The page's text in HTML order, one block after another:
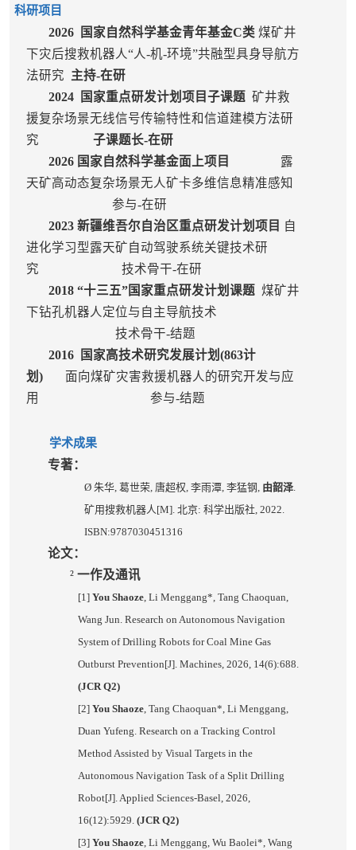
科研项目
2026 国家自然科学基金青年基金C类 煤矿井
下灾后搜救机器人“人-机-环境”共融型具身导航方
法研究 主持-在研
2024
国家重点研发计划项目子课题 矿井救
援复杂场景无线信号传输特性和信道建模方法研
究
子课题长-在研
2026 国家自然科学基金面上项目
露
天矿高动态复杂场景无人矿卡多维信息精准感知
参与-在研
2023 新疆维吾尔自治区重点研发计划项目
自
进化学习型露天矿自动驾驶系统关键技术研
究
技术骨干-在研
2018 “十三五”国家重点研发计划课题 煤矿井
下钻孔机器人定位与自主导航技术
技术骨干-结题
2016
国家高技术研究发展计划 (863计
划 ) 面向煤矿灾害救援机器人的研究开发与应
用
参与-结题
学术成果
专著：
Ø 朱华, 葛世荣, 唐超权, 李雨潭, 李猛钢, 由韶泽.
矿用搜救机器人[M]. 北京: 科学出版社, 2022.
ISBN:9787030451316
论文：
² 一作及通讯
[1] You Shaoze, Li Menggang*, Tang Chaoquan,
Wang Jun. Research on Autonomous Navigation
System of Drilling Robots for Coal Mine Gas
Outburst Prevention[J]. Machines, 2026, 14(6):688.
(JCR Q2)
[2] You Shaoze, Tang Chaoquan*, Li Menggang,
Duan Yufeng. Research on a Tracking Control
Method Assisted by Visual Targets in the
Autonomous Navigation Task of a Split Drilling
Robot[J]. Applied Sciences-Basel, 2026,
16(12):5929. (JCR Q2)
[3] You Shaoze, Li Menggang, Wu Baolei*, Wang